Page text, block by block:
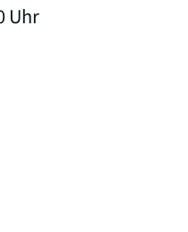
Uhr